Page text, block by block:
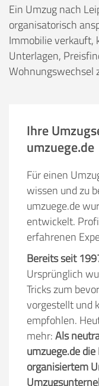
Ein Umzug nach
organisatorisch
Immobilie verkauft,
Unterlagen,
Wohnungswechsel
Ihre
umzuege.de
Für einen
wissen und zu
umzuege.de
entwickelt.
erfahrenen
Bereits seit
Ursprünglich
Tricks zum
vorgestellt und
empfohlen.
mehr:Als
umzuege.de
organisiertem